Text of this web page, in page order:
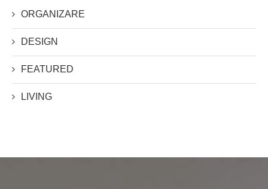
ORGANIZARE
DESIGN
FEATURED
LIVING